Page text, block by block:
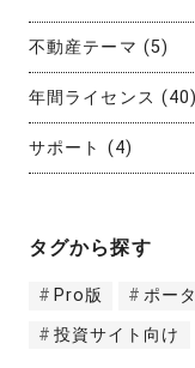
不動産テーマ (5)
年間ライセンス (40)
サポート (4)
タグから探す
Pro版 ポー
投資サイト向け